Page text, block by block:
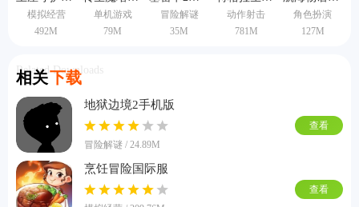
模拟经营
492M
单机游戏
79M
冒险解谜
35M
动作射击
781M
角色扮演
127M
相关下载
Related Downloads
地狱边境2手机版
冒险解谜 / 24.89M
查看
烹饪冒险国际服
查看